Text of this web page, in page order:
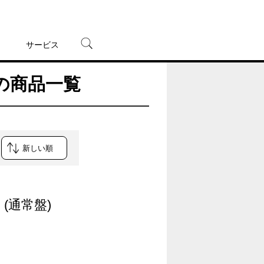
サービス
宅配レンタル
オンラインゲーム
商品一覧
通常盤)